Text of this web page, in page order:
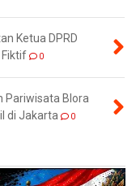
Ketua DPRD
Fiktif
0
Pariwisata Blora
di Jakarta
0